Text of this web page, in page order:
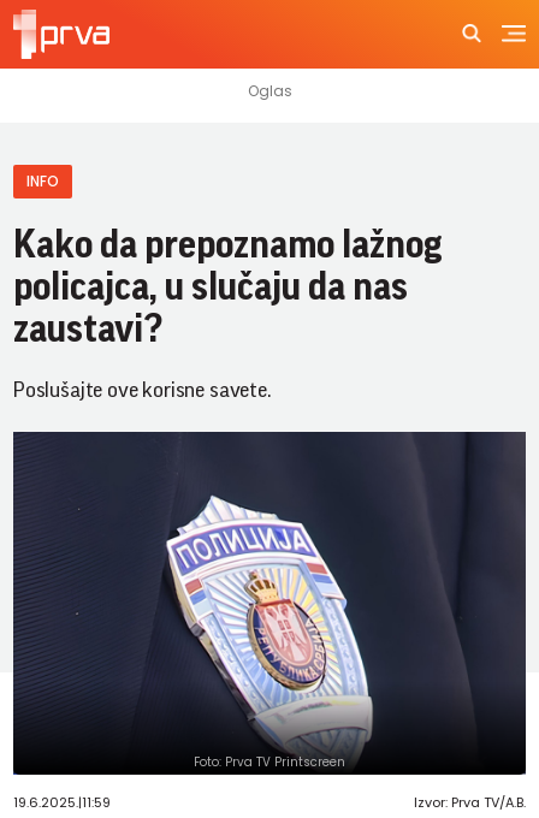
INFO
Kako da prepoznamo lažnog
policajca, u slučaju da nas
zaustavi?
Poslušajte ove korisne savete.
Foto: Prva TV Printscreen
19.6.2025.|11:59 Izvor: Prva TV/A.B.